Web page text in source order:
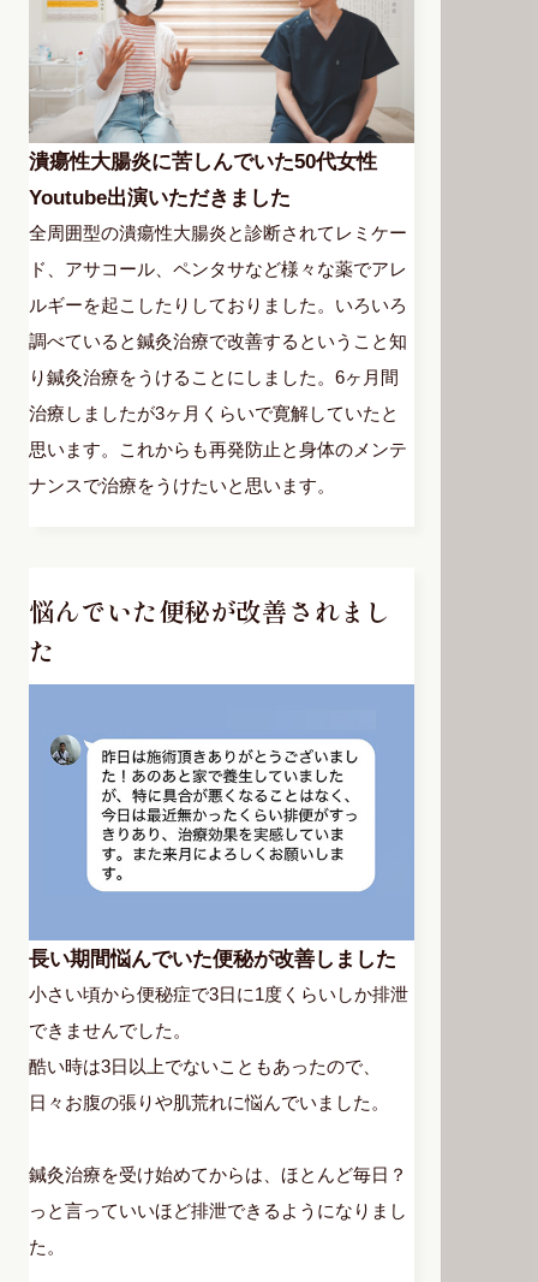
潰瘍性大腸炎に苦しんでいた50代女性
Youtube出演いただきました
全周囲型の潰瘍性大腸炎と診断されてレミケー
ド、アサコール、ペンタサなど様々な薬でアレ
ルギーを起こしたりしておりました。いろいろ
調べていると鍼灸治療で改善するということ知
り鍼灸治療をうけることにしました。6ヶ月間
治療しましたが3ヶ月くらいで寛解していたと
思います。これからも再発防止と身体のメンテ
ナンスで治療をうけたいと思います。
悩んでいた便秘が改善されまし
た
長い期間悩んでいた便秘が改善しました
小さい頃から便秘症で3日に1度くらいしか排泄
できませんでした。
酷い時は3日以上でないこともあったので、
日々お腹の張りや肌荒れに悩んでいました。
鍼灸治療を受け始めてからは、ほとんど毎日？
っと言っていいほど排泄できるようになりまし
た。